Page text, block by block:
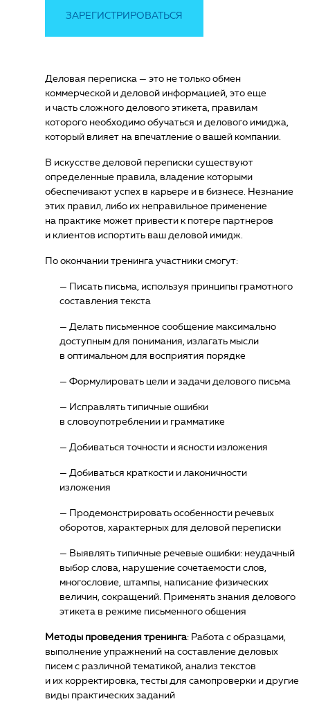
ЗАРЕГИСТРИРОВАТЬСЯ
Деловая переписка — это не только обмен
коммерческой и деловой информацией, это еще
и часть сложного делового этикета, правилам
которого необходимо обучаться и делового имиджа,
который влияет на впечатление о вашей компании.
В искусстве деловой переписки существуют
определенные правила, владение которыми
обеспечивают успех в карьере и в бизнесе. Незнание
этих правил, либо их неправильное применение
на практике может привести к потере партнеров
и клиентов испортить ваш деловой имидж.
По окончании тренинга участники смогут:
— Писать письма, используя принципы грамотного
составления текста
— Делать письменное сообщение максимально
доступным для понимания, излагать мысли
в оптимальном для восприятия порядке
— Формулировать цели и задачи делового письма
— Исправлять типичные ошибки
в словоупотреблении и грамматике
— Добиваться точности и ясности изложения
— Добиваться краткости и лаконичности
изложения
— Продемонстрировать особенности речевых
оборотов, характерных для деловой переписки
— Выявлять типичные речевые ошибки: неудачный
выбор слова, нарушение сочетаемости слов,
многословие, штампы, написание физических
величин, сокращений. Применять знания делового
этикета в режиме письменного общения
Методы проведения тренинга: Работа с образцами,
выполнение упражнений на составление деловых
писем с различной тематикой, анализ текстов
и их корректировка, тесты для самопроверки и другие
виды практических заданий